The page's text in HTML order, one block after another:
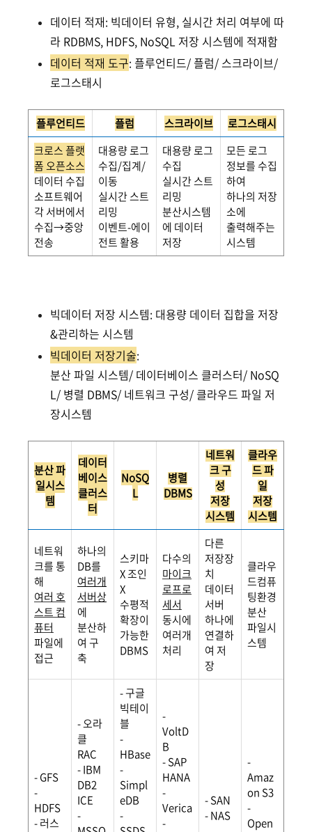
데이터 적재: 빅데이터 유형, 실시간 처리 여부에 따
라 RDBMS, HDFS, NoSQL 저장 시스템에 적재함
데이터 적재 도구: 플루언티드/ 플럼/ 스크라이브/
로그스태시
플루언티드 플럼 스크라이브
로그스태시
크로스 플랫
폼 오픈소스
데이터 수집
소프트웨어
각 서버에서
수집→중앙
전송
대용량 로그
수집/집계/
이동
실시간 스트
리밍
이벤트-에이
전트 활용
대용량 로그
수집
실시간 스트
리밍
분산시스템
에 데이터
저장
모든 로그
정보를 수집
하여
하나의 저장
소에
출력해주는
시스템
빅데이터 저장 시스템: 대용량 데이터 집합을 저장
&관리하는 시스템
빅데이터 저장기술:
분산 파일 시스템/ 데이터베이스 클러스터/ NoSQ
L/ 병렬 DBMS/ 네트워크 구성/ 클라우드 파일 저
장시스템
분산 파
일시스
템
데이터
베이스
클러스
터
NoSQ
L
병렬
DBMS
네트워
크 구
성
저장
시스템
클라우
드 파
일
저장
시스템
네트워
크를 통
해
여러 호
스트 컴
퓨터
파일에
접근
하나의
DB를
여러개
서버상
에
분산하
여 구
축
스키마
X 조인
X
수평적
확장이
가능한
DBMS
다수의
마이크
로프로
세서
동시에
여러개
처리
다른
저장장
치
데이터
서버
하나에
연결하
여 저
장
클라우
드컴퓨
팅환경
분산
파일시
스템
- GFS
-
HDFS
- 러스
- 오라
클
RAC
- IBM
DB2
ICE
-
- 구글
빅테이
블
-
HBase
-
Simpl
eDB
-
-
VoltD
B
- SAP
HANA
-
Verica
-
- SAN
- NAS
-
Amaz
on S3
-
Open